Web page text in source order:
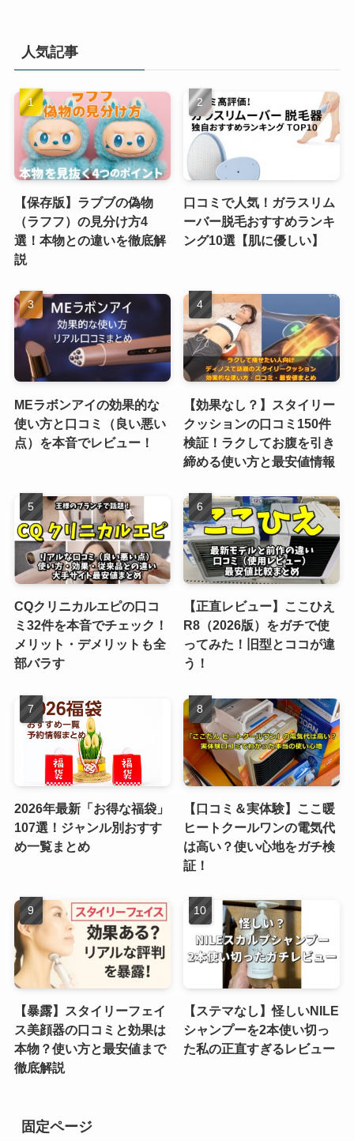
人気記事
【保存版】ラブブの偽物
（ラフフ）の見分け方4
選！本物との違いを徹底解
説
口コミで人気！ガラスリム
ーバー脱毛おすすめランキ
ング10選【肌に優しい】
MEラボンアイの効果的な
使い方と口コミ（良い悪い
点）を本音でレビュー！
【効果なし？】スタイリー
クッションの口コミ150件
検証！ラクしてお腹を引き
締める使い方と最安値情報
CQクリニカルエピの口コ
ミ32件を本音でチェック！
メリット・デメリットも全
部バラす
【正直レビュー】ここひえ
R8（2026版）をガチで使
ってみた！旧型とココが違
う！
2026年最新「お得な福袋」
107選！ジャンル別おすす
め一覧まとめ
【口コミ＆実体験】ここ暖
ヒートクールワンの電気代
は高い？使い心地をガチ検
証！
【暴露】スタイリーフェイ
ス美顔器の口コミと効果は
本物？使い方と最安値まで
徹底解説
【ステマなし】怪しいNILE
シャンプーを2本使い切っ
た私の正直すぎるレビュー
固定ページ